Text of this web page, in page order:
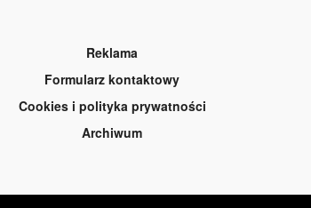
Reklama
Formularz kontaktowy
Cookies i polityka prywatności
Archiwum